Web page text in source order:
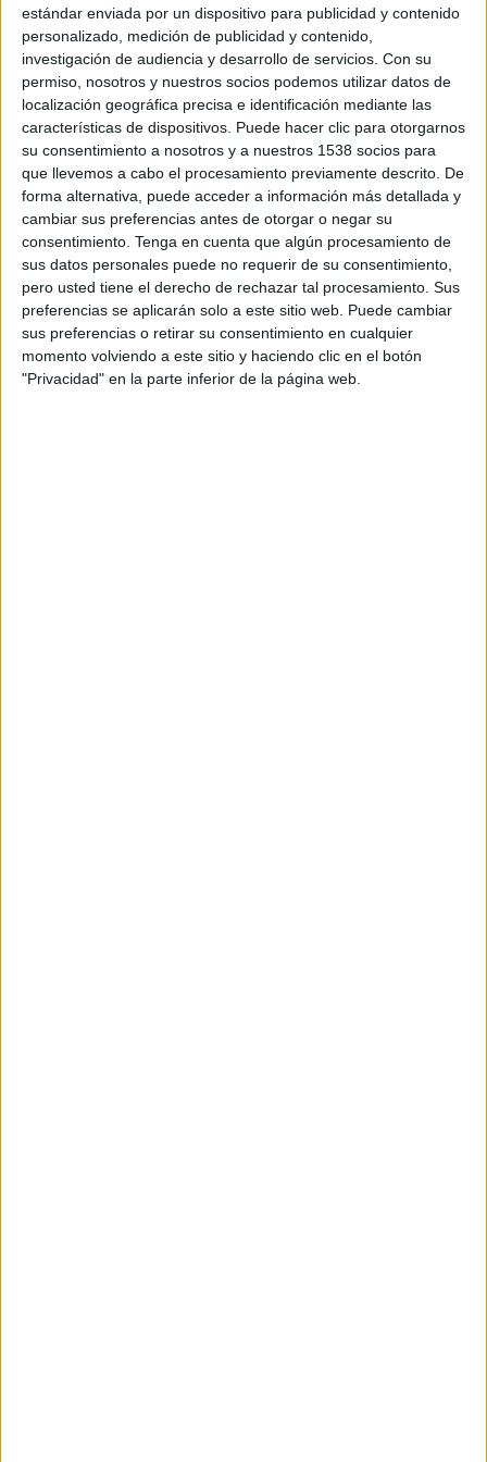
estándar enviada por un dispositivo para publicidad y contenido
personalizado, medición de publicidad y contenido,
investigación de audiencia y desarrollo de servicios. Con su
permiso, nosotros y nuestros socios podemos utilizar datos de
localización geográfica precisa e identificación mediante las
características de dispositivos. Puede hacer clic para otorgarnos
su consentimiento a nosotros y a nuestros 1538 socios para
que llevemos a cabo el procesamiento previamente descrito. De
forma alternativa, puede acceder a información más detallada y
cambiar sus preferencias antes de otorgar o negar su
consentimiento. Tenga en cuenta que algún procesamiento de
sus datos personales puede no requerir de su consentimiento,
pero usted tiene el derecho de rechazar tal procesamiento. Sus
preferencias se aplicarán solo a este sitio web. Puede cambiar
sus preferencias o retirar su consentimiento en cualquier
momento volviendo a este sitio y haciendo clic en el botón
"Privacidad" en la parte inferior de la página web.
una partida presupuestaria total de 1.500.000 euros y está encaminada a la difusión en distintos
medios de comunicación de las diferentes campañas de publicidad del FROM que se desarrollen
durante todo el año 2009 y parte del 2010.
La adjudicación de la cuenta se produjo tras un concurso público en el que además de la
adjudicataria, participaron agencias como MPG, Zenithmedia, Red de Medios, Ymedia, CICM,
EquimediaXL, IcebergMedia, Switch Media, Q&A, Optimun y Newton 21.
Más información en la edición impresa de El Publicista
IMPRIMIR
TWEET